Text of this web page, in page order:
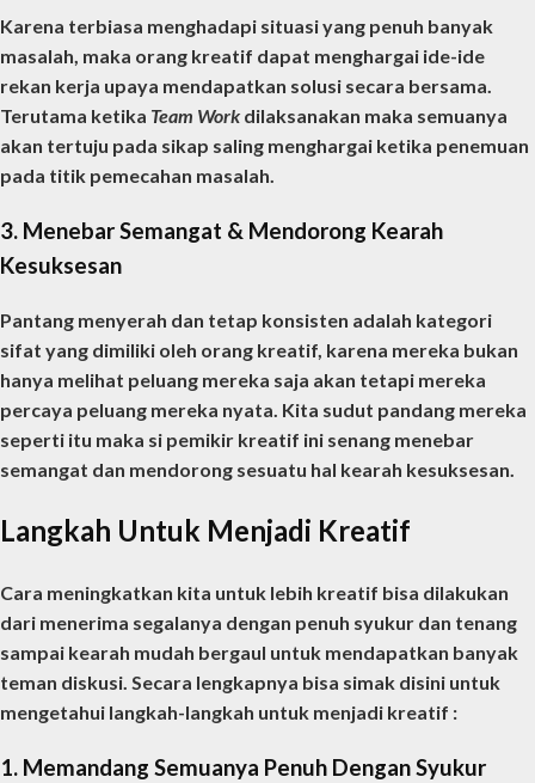
Karena terbiasa menghadapi situasi yang penuh banyak
masalah, maka orang kreatif dapat menghargai ide-ide
rekan kerja upaya mendapatkan solusi secara bersama.
Terutama ketika Team Work dilaksanakan maka semuanya
akan tertuju pada sikap saling menghargai ketika penemuan
pada titik pemecahan masalah.
3. Menebar Semangat & Mendorong Kearah
Kesuksesan
Pantang menyerah dan tetap konsisten adalah kategori
sifat yang dimiliki oleh orang kreatif, karena mereka bukan
hanya melihat peluang mereka saja akan tetapi mereka
percaya peluang mereka nyata. Kita sudut pandang mereka
seperti itu maka si pemikir kreatif ini senang menebar
semangat dan mendorong sesuatu hal kearah kesuksesan.
Langkah Untuk Menjadi Kreatif
Cara meningkatkan kita untuk lebih kreatif bisa dilakukan
dari menerima segalanya dengan penuh syukur dan tenang
sampai kearah mudah bergaul untuk mendapatkan banyak
teman diskusi. Secara lengkapnya bisa simak disini untuk
mengetahui langkah-langkah untuk menjadi kreatif :
1. Memandang Semuanya Penuh Dengan Syukur